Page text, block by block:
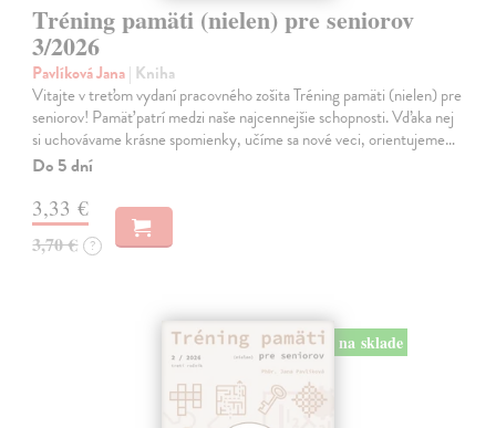
Tréning pamäti (nielen) pre seniorov
3/2026
Pavlíková Jana| Kniha
Vitajte v treťom vydaní pracovného zošita Tréning pamäti (nielen) pre
seniorov! Pamäť patrí medzi naše najcennejšie schopnosti. Vďaka nej
si uchovávame krásne spomienky, učíme sa nové veci, orientujeme…
Do 5 dní
3,33 €
3,70 € ?
na sklade